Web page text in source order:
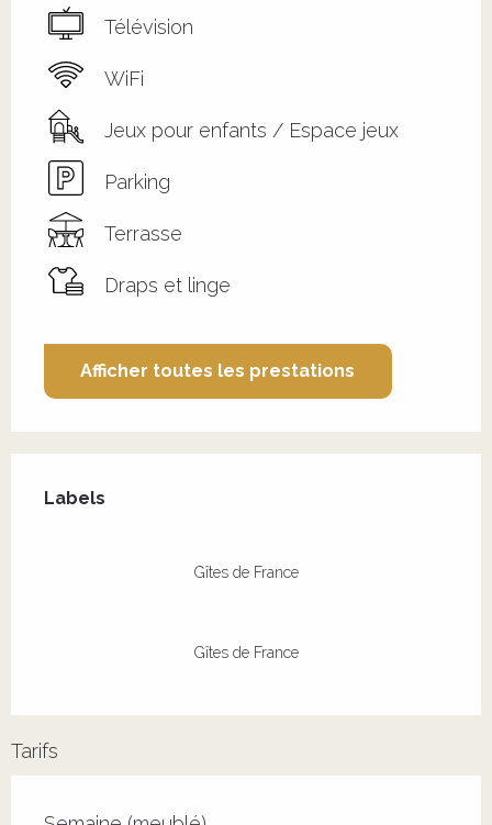
Télévision
WiFi
Jeux pour enfants / Espace jeux
Parking
Terrasse
Draps et linge
Afficher toutes les prestations
Labels
Labels
Gîtes de France
Gîtes de France
Tarifs
Tarifs 2026